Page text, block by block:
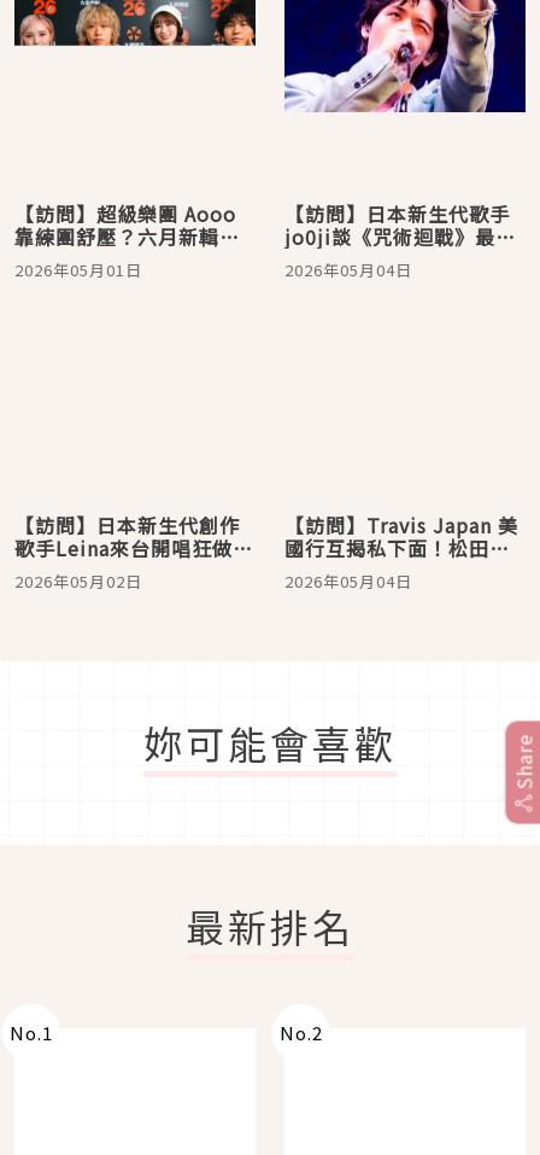
【訪問】超級樂團 Aooo
靠練團舒壓？六月新輯即
將登場！
2026年05月01日
【訪問】日本新生代歌手
jo0ji談《咒術迴戰》最有
感的一幕，「讓我重新反
思創作！」
2026年05月04日
【訪問】日本新生代創作
歌手Leina來台開唱狂做功
課！為對發票學中文「想
中獎再回來」
2026年05月02日
【訪問】Travis Japan 美
國行互揭私下面！松田元
太自封「成熟大人」，川
島如惠留的旅遊規劃竟只
2026年05月04日
妳可能會喜歡
最新排名
No.1 No.2
Share